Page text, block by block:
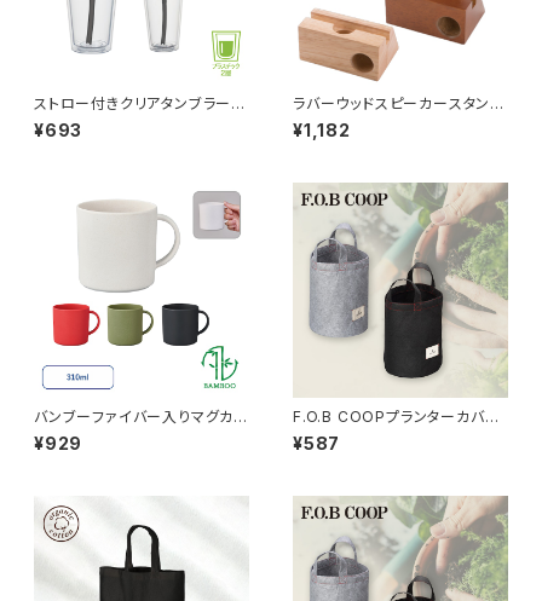
ストロー付きクリアタンブラー
MG
¥693
ラバーウッドスピーカースタン
ド シングルホーン MG
¥1,182
バンブーファイバー入りマグカッ
プ MG
¥929
F.O.B COOPプランターカバ
ー S MG
¥587